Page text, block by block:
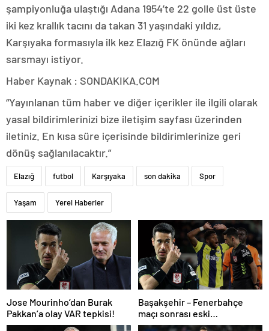
şampiyonluğa ulaştığı Adana 1954’te 22 golle üst üste
iki kez krallık tacını da takan 31 yaşındaki yıldız,
Karşıyaka formasıyla ilk kez Elazığ FK önünde ağları
sarsmayı istiyor.
Haber Kaynak : SONDAKIKA.COM
“Yayınlanan tüm haber ve diğer içerikler ile ilgili olarak
yasal bildirimlerinizi bize iletişim sayfası üzerinden
iletiniz. En kısa süre içerisinde bildirimlerinize geri
dönüş sağlanılacaktır.”
Elazığ futbol Karşıyaka son dakika Spor
Yaşam Yerel Haberler
Jose Mourinho’dan Burak
Pakkan’a olay VAR tepkisi!
Başakşehir – Fenerbahçe
maçı sonrası eski
hakemlerden penaltı ve gol